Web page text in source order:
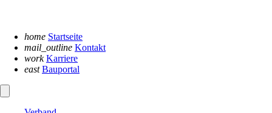
home Startseite
mail_outline Kontakt
work Karriere
east Bauportal